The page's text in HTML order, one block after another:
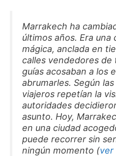
Marrakech ha
últimos años. Era una
mágica, anclada en
calles vendedores
guías acosaban a los
abrumarles. Según
viajeros repetían la
autoridades
asunto. Hoy,
en una ciudad
puede recorrer sin
ningún momento (ver